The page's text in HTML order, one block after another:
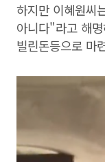
하지만 이혜원씨
아니다"라고 해
빌린돈등으로 마